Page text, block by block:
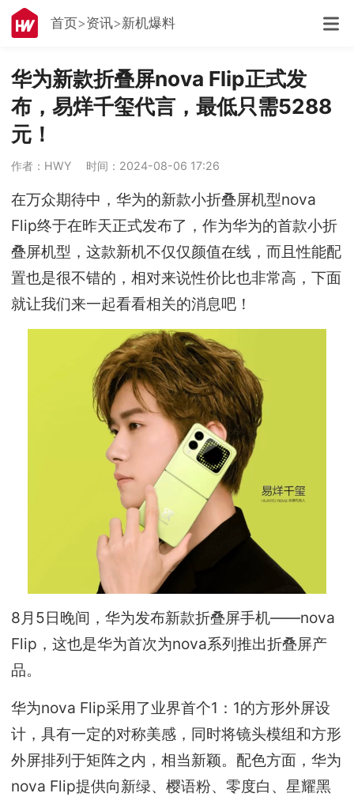
首页 资讯 新机爆料
华为新款折叠屏nova Flip正式发
布，易烊千玺代言，最低只需5288
元！
作者：HWY 时间：2024-08-06 17:26
在万众期待中，华为的新款小折叠屏机型nova
Flip终于在昨天正式发布了，作为华为的首款小折
叠屏机型，这款新机不仅仅颜值在线，而且性能配
置也是很不错的，相对来说性价比也非常高，下面
就让我们来一起看看相关的消息吧！
8月5日晚间，华为发布新款折叠屏手机——nova
Flip，这也是华为首次为nova系列推出折叠屏产
品。
华为nova Flip采用了业界首个1：1的方形外屏设
计，具有一定的对称美感，同时将镜头模组和方形
外屏排列于矩阵之内，相当新颖。配色方面，华为
nova Flip提供向新绿、樱语粉、零度白、星耀黑